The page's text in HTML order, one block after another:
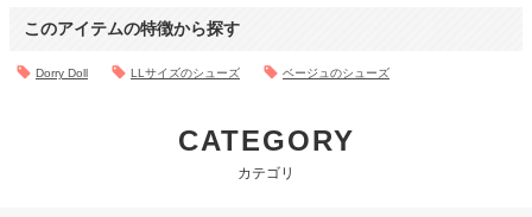
このアイテムの特徴から探す
Dorry Doll LLサイズのシューズ ベージュのシューズ
CATEGORY
カテゴリ